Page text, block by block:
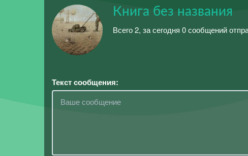
Книга без названия
Всего 2, за сегодня 0 сообщений
Текст сообщения: